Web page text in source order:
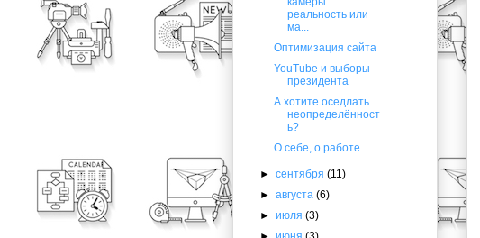
реальность или
ма...
Оптимизация сайта
YouTube и выборы
президента
А хотите оседлать
неопределённост
ь?
О себе, о работе
►сентября(11)
►августа(6)
►июля(3)